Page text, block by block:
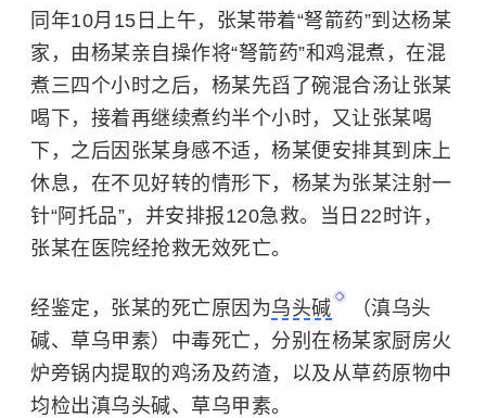
同年10月15日上午，张某带着“弩箭药”到达杨某
家，由杨某亲自操作将“弩箭药”和鸡混煮，在混
煮三四个小时之后，杨某先舀了碗混合汤让张某
喝下，接着再继续煮约半个小时，又让张某喝
下，之后因张某身感不适，杨某便安排其到床上
休息，在不见好转的情形下，杨某为张某注射一
针“阿托品”，并安排报120急救。当日22时许，
张某在医院经抢救无效死亡。
经鉴定，张某的死亡原因为乌头碱
（滇乌头
碱、草乌甲素）中毒死亡，分别在杨某家厨房火
炉旁锅内提取的鸡汤及药渣，以及从草药原物中
均检出滇乌头碱、草乌甲素。